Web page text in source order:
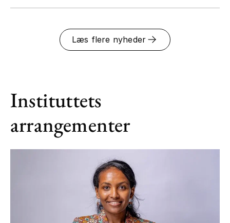
Læs flere nyheder
Instituttets
arrangementer